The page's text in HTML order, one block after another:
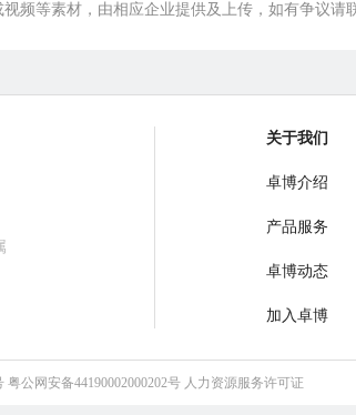
频等素材，由相应企业提供及上传，如有争议请
关于我们
卓博介绍
产品服务
卓博动态
加入卓博
粤公网安备44190002000202号 人力资源服务许可证